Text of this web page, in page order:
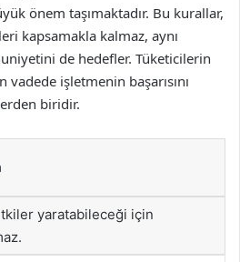
önem taşımaktadır. Bu kurallar,
kapsamakla kalmaz, aynı
de hedefler. Tüketicilerin
işletmenin başarısını
biridir.
yaratabileceği için